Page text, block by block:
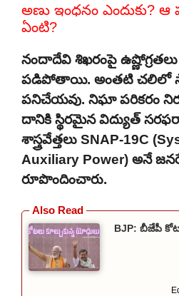
అణు ఇంధనం ఎందుకు? ఆ
ఏంటి?
నందాదేవి శిఖరంపై
పడిపోతాయి. అంతటి చలిలో
పనిచేయవు. నిఘా పరికరం
దానికి స్థిరమైన విద్యుత్
శాస్త్రవేత్తలు SNAP-19C
Auxiliary Power) అనే
రూపొందించారు.
BJP: బీజేపీ